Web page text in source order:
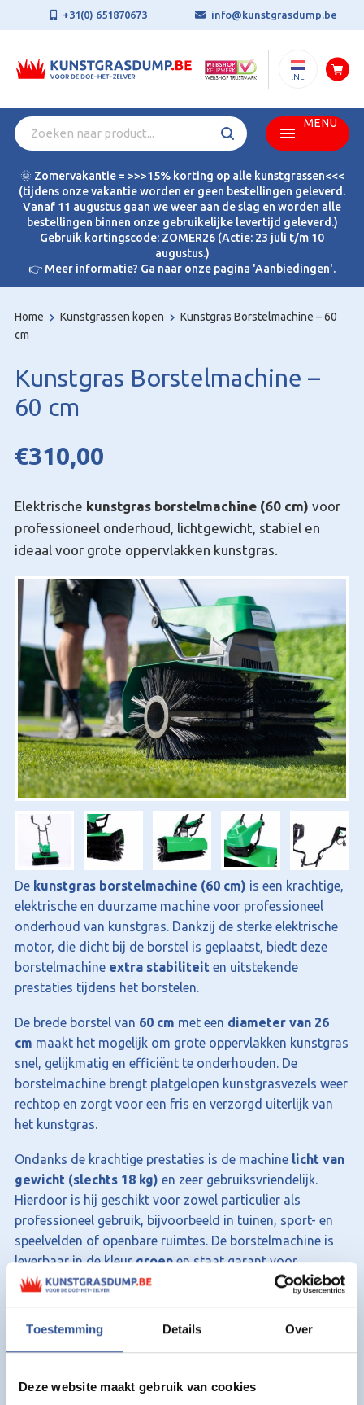
Toestemming Details Over
Deze website maakt gebruik van cookies
+31(0) 651870673 info@kunstgrasdump.be
.NL
MENU
🌞 Zomervakantie = >>>15% korting op alle kunstgrassen<<<
(tijdens onze vakantie worden er geen bestellingen geleverd.
Vanaf 11 augustus gaan we weer aan de slag en worden alle
bestellingen binnen onze gebruikelijke levertijd geleverd.)
Gebruik kortingscode: ZOMER26 (Actie: 23 juli t/m 10
augustus.)
👉 Meer informatie? Ga naar onze pagina 'Aanbiedingen'.
Home Kunstgrassen kopen
Kunstgras Borstelmachine – 60
cm
Kunstgras Borstelmachine –
60 cm
€310,00
Elektrische kunstgras borstelmachine (60 cm) voor
professioneel onderhoud, lichtgewicht, stabiel en
ideaal voor grote oppervlakken kunstgras.
De kunstgras borstelmachine (60 cm) is een krachtige,
elektrische en duurzame machine voor professioneel
onderhoud van kunstgras. Dankzij de sterke elektrische
motor, die dicht bij de borstel is geplaatst, biedt deze
borstelmachine extra stabiliteit en uitstekende
prestaties tijdens het borstelen.
De brede borstel van 60 cm met een diameter van 26
cm maakt het mogelijk om grote oppervlakken kunstgras
snel, gelijkmatig en efficiënt te onderhouden. De
borstelmachine brengt platgelopen kunstgrasvezels weer
rechtop en zorgt voor een fris en verzorgd uiterlijk van
het kunstgras.
Ondanks de krachtige prestaties is de machine licht van
gewicht (slechts 18 kg) en zeer gebruiksvriendelijk.
Hierdoor is hij geschikt voor zowel particulier als
professioneel gebruik, bijvoorbeeld in tuinen, sport- en
speelvelden of openbare ruimtes. De borstelmachine is
leverbaar in de kleurgroenen staat garant voor
langdurig en betrouwbaar gebruik.
borstelmachine:
Brede borstel van 60 cm voor efficiënt werken